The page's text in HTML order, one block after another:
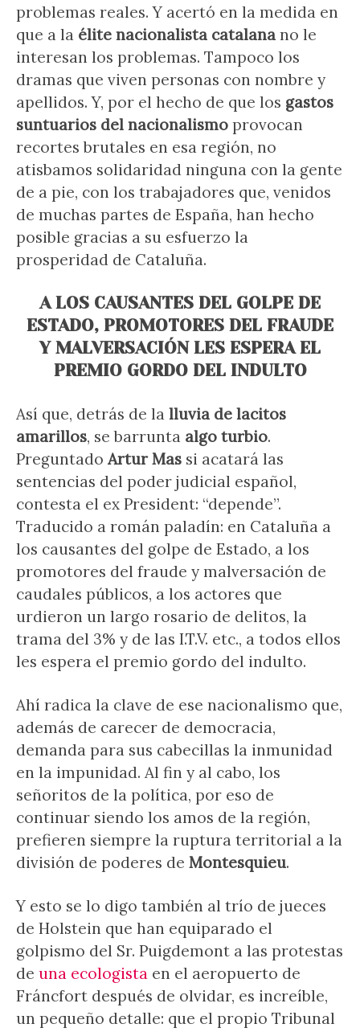
problemas reales. Y acertó en la medida en
que a la élite nacionalista catalana no le
interesan los problemas. Tampoco los
dramas que viven personas con nombre y
apellidos. Y, por el hecho de que los gastos
suntuarios del nacionalismo provocan
recortes brutales en esa región, no
atisbamos solidaridad ninguna con la gente
de a pie, con los trabajadores que, venidos
de muchas partes de España, han hecho
posible gracias a su esfuerzo la
prosperidad de Cataluña.
A LOS CAUSANTES DEL GOLPE DE
ESTADO, PROMOTORES DEL FRAUDE
Y MALVERSACIÓN LES ESPERA EL
PREMIO GORDO DEL INDULTO
Así que, detrás de la lluvia de lacitos
amarillos, se barrunta algo turbio.
Preguntado Artur Mas si acatará las
sentencias del poder judicial español,
contesta el ex President: “depende”.
Traducido a román paladín: en Cataluña a
los causantes del golpe de Estado, a los
promotores del fraude y malversación de
caudales públicos, a los actores que
urdieron un largo rosario de delitos, la
trama del 3% y de las I.T.V. etc., a todos ellos
les espera el premio gordo del indulto.
Ahí radica la clave de ese nacionalismo que,
además de carecer de democracia,
demanda para sus cabecillas la inmunidad
en la impunidad. Al fin y al cabo, los
señoritos de la política, por eso de
continuar siendo los amos de la región,
prefieren siempre la ruptura territorial a la
división de poderes de Montesquieu.
Y esto se lo digo también al trío de jueces
de Holstein que han equiparado el
golpismo del Sr. Puigdemont a las protestas
de una ecologista en el aeropuerto de
Fráncfort después de olvidar, es increíble,
un pequeño detalle: que el propio Tribunal